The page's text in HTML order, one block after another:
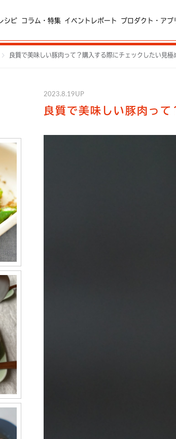
レシピ コラム・特集 イベントレポート プロダクト・アプ
良質で美味しい豚肉って？購入する際にチェックしたい見極
2023.8.19UP
良質で美味しい豚肉っ